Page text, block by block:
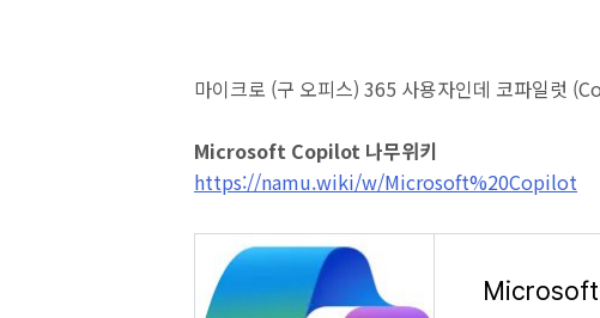
마이크로 (구 오피스) 365 사용자인데 코파일럿
Microsoft Copilot 나무위키
https://namu.wiki/w/Microsoft%20Copilot